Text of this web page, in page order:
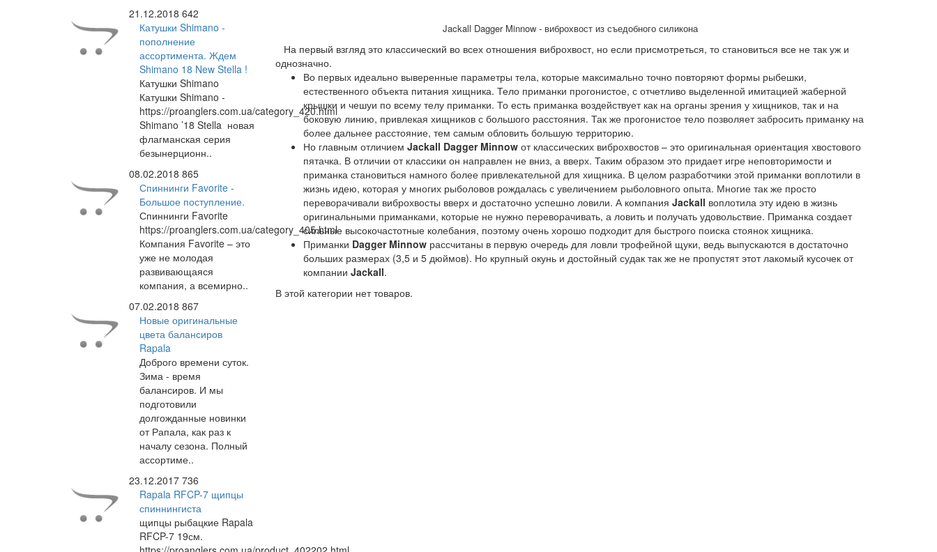
21.12.2018 642
Катушки Shimano -
пополнение
ассортимента. Ждем
Shimano 18 New Stella !
Катушки Shimano
Катушки Shimano -
https://proanglers.com.ua/category_420.html
Shimano ’18 Stella новая
флагманская серия
безынерционн..
08.02.2018 865
Спиннинги Favorite -
Большое поступление.
Спиннинги Favorite
https://proanglers.com.ua/category_405.html
Компания Favorite – это
уже не молодая
развивающаяся
компания, а всемирно..
07.02.2018 867
Новые оригинальные
цвета балансиров
Rapala
Доброго времени суток.
Зима - время
балансиров. И мы
подготовили
долгожданные новинки
от Рапала, как раз к
началу сезона. Полный
ассортиме..
23.12.2017 736
Rapala RFCP-7 щипцы
спиннингиста
щипцы рыбацкие Rapala
RFCP-7 19см.
Jackall Dagger Minnow - виброхвост из съедобного силикона
На первый взгляд это классический во всех отношения виброхвост, но если присмотреться, то становиться все не так уж и
однозначно.
Во первых идеально выверенные параметры тела, которые максимально точно повторяют формы рыбешки,
естественного объекта питания хищника. Тело приманки прогонистое, с отчетливо выделенной имитацией жаберной
крышки и чешуи по всему телу приманки. То есть приманка воздействует как на органы зрения у хищников, так и на
боковую линию, привлекая хищников с большого расстояния. Так же прогонистое тело позволяет забросить приманку на
более дальнее расстояние, тем самым обловить большую территорию.
Но главным отличием Jackall Dagger Minnow от классических виброхвостов – это оригинальная ориентация хвостового
пятачка. В отличии от классики он направлен не вниз, а вверх. Таким образом это придает игре неповторимости и
приманка становиться намного более привлекательной для хищника. В целом разработчики этой приманки воплотили в
жизнь идею, которая у многих рыболовов рождалась с увеличением рыболовного опыта. Многие так же просто
переворачивали виброхвосты вверх и достаточно успешно ловили. А компания Jackall воплотила эту идею в жизнь
оригинальными приманками, которые не нужно переворачивать, а ловить и получать удовольствие. Приманка создает
сильные высокочастотные колебания, поэтому очень хорошо подходит для быстрого поиска стоянок хищника.
Приманки Dagger Minnow рассчитаны в первую очередь для ловли трофейной щуки, ведь выпускаются в достаточно
больших размерах (3,5 и 5 дюймов). Но крупный окунь и достойный судак так же не пропустят этот лакомый кусочек от
компании Jackall.
В этой категории нет товаров.